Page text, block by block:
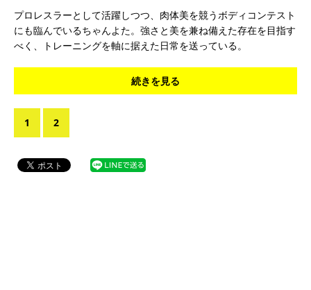
プロレスラーとして活躍しつつ、肉体美を競うボディコンテスト
にも臨んでいるちゃんよた。強さと美を兼ね備えた存在を目指す
べく、トレーニングを軸に据えた日常を送っている。
続きを見る
1 2